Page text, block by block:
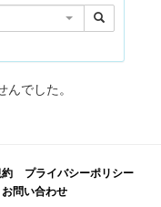
でした。
プライバシーポリシー
お問い合わせ